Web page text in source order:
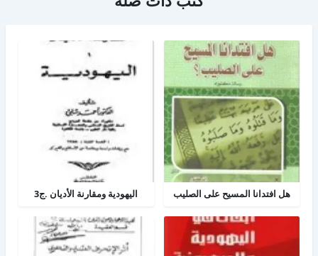
هل افتدانا المسيح على الصليب اليهودية ومقارنة الأديان .ج3